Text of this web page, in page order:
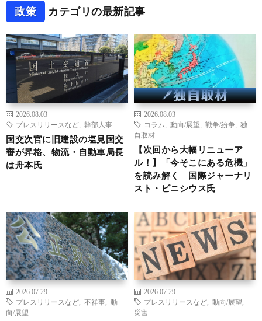
政策 カテゴリの最新記事
2026.08.03
プレスリリースなど
幹部人事
国交次官に旧建設の塩見国交
審が昇格、物流・自動車局長
は舟本氏
2026.08.03
コラム
動向/展望 戦争/紛争
独
自取材
【次回から大幅リニューア
ル！】「今そこにある危機」
を読み解く 国際ジャーナリ
スト・ビニシウス氏
2026.07.29
プレスリリースなど
不祥事
動
向/展望
2026.07.29
プレスリリースなど
動向/展望
災害